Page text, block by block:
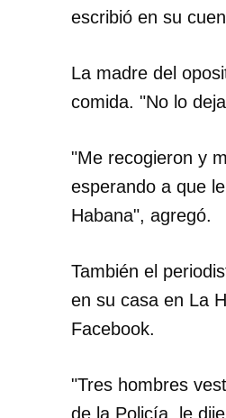
escribió en su
La madre del
comida. "No lo
"Me recogieron y
esperando a que
Habana", agregó.
También el
en su casa en La
Facebook.
"Tres hombres
de la Policía, le